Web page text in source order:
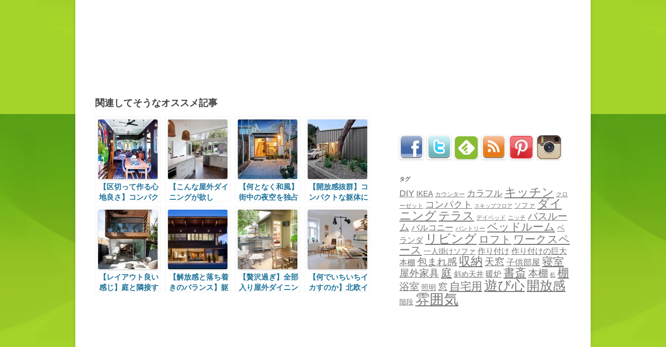
関連してそうなオススメ記事
【区切って作る心
地良さ】コンパク
ニング
【こんな屋外ダイ
ニングが欲し
ダイニングの間の
キッチン
【何となく和風】
街中の夜空を独占
【開放感抜群】コ
ンパクトな躯体に
【レイアウト良い
感じ】庭と隣接す
【解放感と落ち着
きのバランス】躯
【贅沢過ぎ】全部
入り屋外ダイニン
【何でいちいちイ
カすのか】北欧イ
タグ
DIY IKEA カウンター カラフル キッチン クロ
ーゼット
コンパクト スキップフロア ソファ ダイ
ニングテラス デイベッド ニッチ バスルー
ム バルコニー パントリー ベッドルーム ベ
ランダ リビング ロフト ワークスペ
ース 一人掛けソファ 作り付け 作り付けの巨大
本棚 包まれ感 収納 天窓 子供部屋 寝室
屋外家具 庭 斜め天井 暖炉 書斎 本棚 机 棚
浴室 照明 窓 自宅用 遊び心 開放感
階段 雰囲気